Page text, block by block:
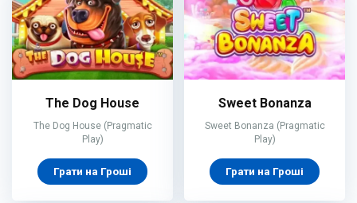
The Dog House
The Dog House (Pragmatic
Play)
Грати на Гроші
Sweet Bonanza
Sweet Bonanza (Pragmatic
Play)
Грати на Гроші